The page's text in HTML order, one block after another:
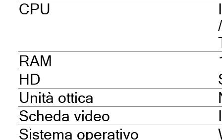
CPU
RAM
HD
Unità ottica
Scheda video
Sistema operativo